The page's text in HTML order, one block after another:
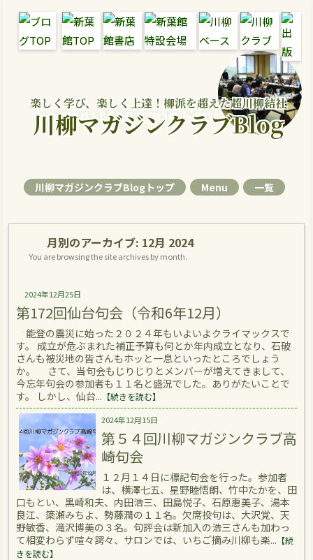
楽しく学び、楽しく上達！柳派を超えた超川柳結社
Senryu Magazine Senryu Blog
川柳マガジンクラブBlog
川柳マガジンクラブBlogトップ Menu 一覧
月別のアーカイブ: 12月 2024
You are browsing the site archives by month.
2024年12月25日
第172回仙台句会（令和6年12月）
能登の震災に始った２０２４年もいよいよクライマックスで
す。 成立が危ぶまれた補正予算も何とか年内成立となり、石破
さんも被災地の皆さんもホッと一息といったところでしょう
か。 さて、当句会もじりじりとメンバーが増えてきまして、
今忘年句会の参加者も１１名と盛況でした。ありがたいことで
す。 しかし、仙台... 【続きを読む】
2024年12月15日
第５４回川柳マガジンクラブ高
崎句会
１２月１４日に標記句会を行った。参加者
は、横澤七五、星野睦悟朗、竹中たかを、田
口もとい、黒崎和夫、内田浩三、田島悦子、石原惠美子、湯本
良江、簗瀬みちよ、勢藤潤の１１名。欠席投句は、大沢覚、天
野敏香、滝沢博美の３名。句評会は新加入の浩三さんも加わっ
て相変わらず喧々諤々、サロンでは、いちご摘み川柳も楽... 【続
きを読む】